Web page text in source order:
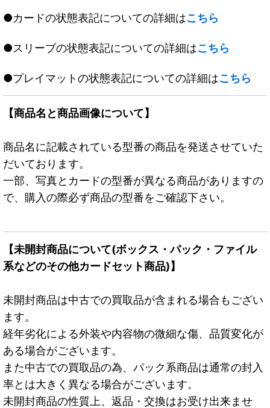
●カードの状態表記についての詳細はこちら
●スリーブの状態表記についての詳細はこちら
●プレイマットの状態表記についての詳細はこちら
【商品名と商品画像について】
商品名に記載されている型番の商品を発送させていた
だいております。
一部、写真とカードの型番が異なる商品がありますの
で、購入の際必ず商品の型番をご確認下さい。
【未開封商品について(ボックス・パック・ファイル
系などのその他カードセット商品)】
未開封商品は中古での買取品が含まれる場合もござい
ます。
経年劣化による外装や内容物の微細な傷、品質変化が
ある場合がございます。
また中古での買取品の為、パック系商品は通常の封入
率とは大きく異なる場合がございます。
未開封商品の性質上、返品・交換はお受け出来ませ